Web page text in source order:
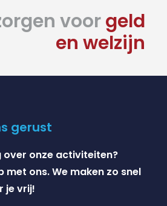
voorgeld
en welzijn
gerust
over onze activiteiten?
met ons. We maken zo snel
je vrij!